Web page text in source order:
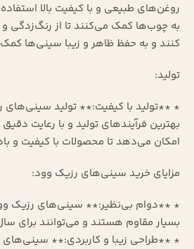
روغن‌های طبیعی و با کیفیت بالا
به چوب‌ها کمک می‌کنند تا از رنگ‌زدگی
کنند و به حفظ ظاهر و زیبا سینی‌ها
تولید:
* **تولید با کیفیت:** تولید سینی‌های
بهترین فرآیندهای تولید و با رعایت
امکان می‌دهد تا محصولات با کیفیت و
مزایای خرید سینی‌های رزیک وود:
* **دوام بی‌نظیر:** سینی‌های رزیک
بسیار مقاوم هستند و می‌توانند برای
* **طراحی زیبا و کاربردی:** سینی‌های